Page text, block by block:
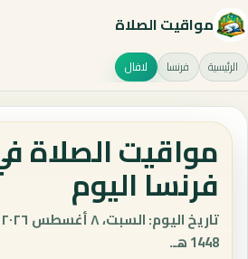
مواقيت الصلاة
الرئيسية فرنسا لافال
مواقيت الصلاة
فرنسا اليوم
1448 هـ.